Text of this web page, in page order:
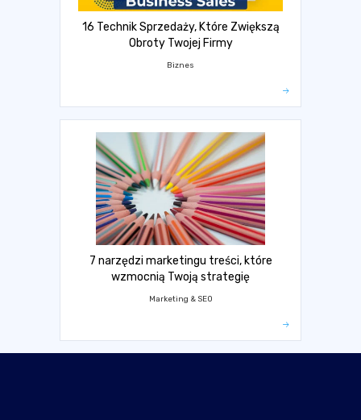
16 Technik Sprzedaży, Które Zwiększą
Obroty Twojej Firmy
Biznes
7 narzędzi marketingu treści, które
wzmocnią Twoją strategię
Marketing & SEO